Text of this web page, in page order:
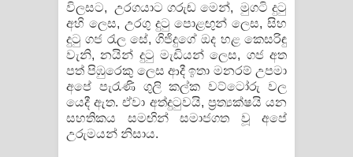
විලසට, උරගයාට ගරුඬ මෙන්, මුගටි දුටු
අහි ලෙස, උරගු දුටු පොළඟුන් ලෙස, සිහ
දුටු ගජ රැල සේ, ගිජිදුගේ ඔද හළ කෙසරිඳු
වැනි, නයින් දුටු මැඩියන් ලෙස, ගජ අත
පත් පිඹුරෙකු ලෙස ආදී ඉතා මනරම් උපමා
අපේ පැරැණි ගුලි කල්ක වට්ටෝරු වල
යෙදී ඇත. ඒවා අත්දුටුවයි, ප්‍රත්‍යක්ෂයි යන
සහතිකය සමඟින් සමාජගත වූ අපේ
උරුමයන් නිසාය.